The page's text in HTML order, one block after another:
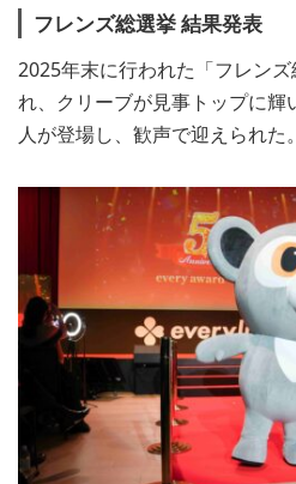
フレンズ総選挙 結果発表
2025年末に行われた「フレン
れ、クリーブが見事トップに輝
人が登場し、歓声で迎えられた。